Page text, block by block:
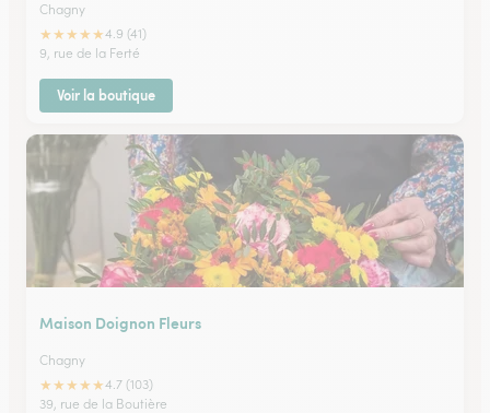
Chagny
★★★★★4.9 (41)
9, rue de la Ferté
Voir la boutique
Maison Doignon Fleurs
Chagny
★★★★★4.7 (103)
39, rue de la Boutière